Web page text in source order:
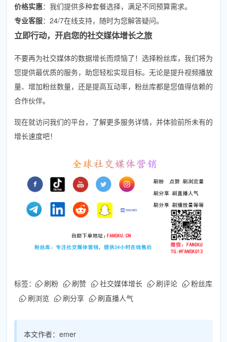
价格实惠：我们提供多种套餐选择，满足不同预算需求。
专业客服：24/7在线支持，随时为您解答疑问。
立即行动，开启您的社交媒体增长之旅
不要再为社交媒体的数据增长而烦恼了！选择粉丝库，我们将为
您提供最优质的服务，助您轻松实现目标。无论是提升视频播放
量、增加粉丝数量，还是提高互动率，粉丝库都是您值得信赖的
合作伙伴。
现在就访问我们的平台，了解更多服务详情，并体验前所未有的
增长速度吧！
标签： 刷粉 刷赞 社交媒体增长 刷评论
粉丝库
刷浏览
刷分享 刷直播人气
本文作者： emer